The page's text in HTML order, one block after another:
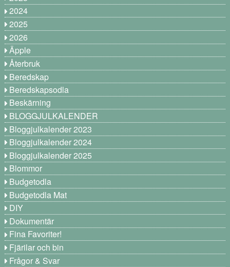
2024
2025
2026
Äpple
Återbruk
Beredskap
Beredskapsodla
Beskärning
BLOGGJULKALENDER
Bloggjulkalender 2023
Bloggjulkalender 2024
Bloggjulkalender 2025
Blommor
Budgetodla
Budgetodla Mat
DIY
Dokumentär
Fina Favoriter!
Fjärilar och bin
Frågor & Svar